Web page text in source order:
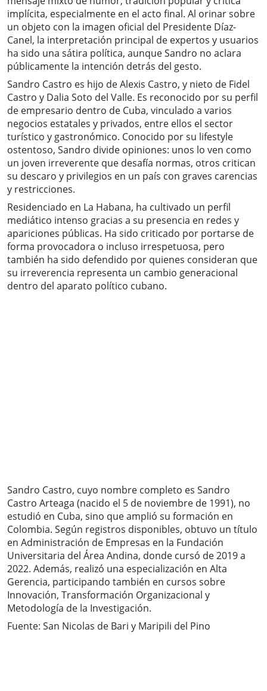
implícita, especialmente en el acto final. Al orinar sobre
un objeto con la imagen oficial del Presidente Díaz-
Canel, la interpretación principal de expertos y usuarios
ha sido una sátira política, aunque Sandro no aclara
públicamente la intención detrás del gesto.
Sandro Castro es hijo de Alexis Castro, y nieto de Fidel
Castro y Dalia Soto del Valle. Es reconocido por su perfil
de empresario dentro de Cuba, vinculado a varios
negocios estatales y privados, entre ellos el sector
turístico y gastronómico. Conocido por su lifestyle
ostentoso, Sandro divide opiniones: unos lo ven como
un joven irreverente que desafía normas, otros critican
su descaro y privilegios en un país con graves carencias
y restricciones.
Residenciado en La Habana, ha cultivado un perfil
mediático intenso gracias a su presencia en redes y
apariciones públicas. Ha sido criticado por portarse de
forma provocadora o incluso irrespetuosa, pero
también ha sido defendido por quienes consideran que
su irreverencia representa un cambio generacional
dentro del aparato político cubano.
Sandro Castro, cuyo nombre completo es Sandro
Castro Arteaga (nacido el 5 de noviembre de 1991), no
estudió en Cuba, sino que amplió su formación en
Colombia. Según registros disponibles, obtuvo un título
en Administración de Empresas en la Fundación
Universitaria del Área Andina, donde cursó de 2019 a
2022. Además, realizó una especialización en Alta
Gerencia, participando también en cursos sobre
Innovación, Transformación Organizacional y
Metodología de la Investigación.
Fuente: San Nicolas de Bari y Maripili del Pino